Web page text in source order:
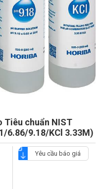
Tiêu chuẩn NIST
6.86/9.18/KCl 3.33M)
Yêu cầu báo giá